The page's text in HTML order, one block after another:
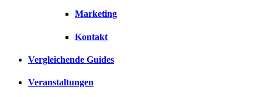
Marketing
Kontakt
Vergleichende Guides
Veranstaltungen